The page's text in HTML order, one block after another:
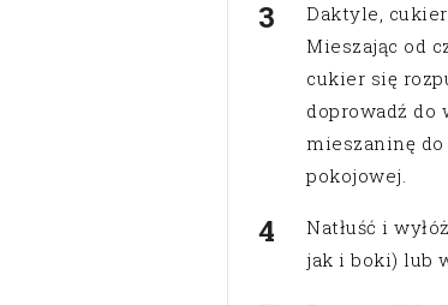
Daktyle,
Mieszając od
cukier się
doprowadź do
mieszaninę
pokojowej.
Natłuść i
jak i boki) lub